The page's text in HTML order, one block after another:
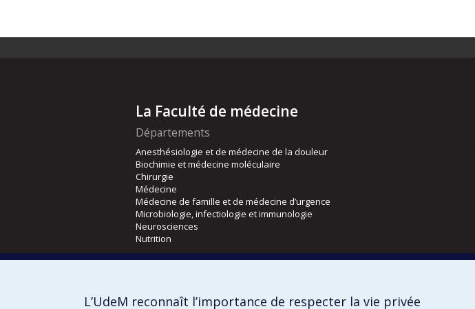
La Faculté de médecine
Départements
Anesthésiologie et de médecine de la douleur
Biochimie et médecine moléculaire
Chirurgie
Médecine
Médecine de famille et de médecine d’urgence
Microbiologie, infectiologie et immunologie
Neurosciences
Nutrition
Orthophonie et audiologie
L’UdeM reconnaît l’importance de respecter la vie privée